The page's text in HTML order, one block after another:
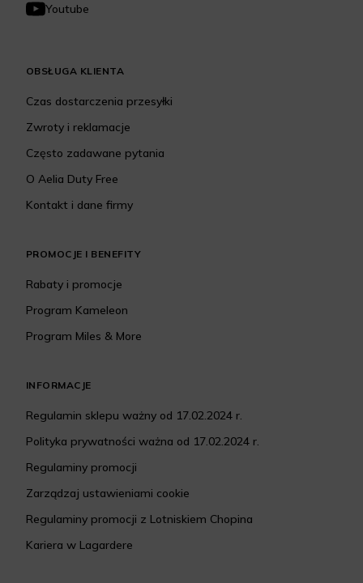
Youtube
OBSŁUGA KLIENTA
Czas dostarczenia przesyłki
Zwroty i reklamacje
Często zadawane pytania
O Aelia Duty Free
Kontakt i dane firmy
PROMOCJE I BENEFITY
Rabaty i promocje
Program Kameleon
Program Miles & More
INFORMACJE
Regulamin sklepu ważny od 17.02.2024 r.
Polityka prywatności ważna od 17.02.2024 r.
Regulaminy promocji
Zarządzaj ustawieniami cookie
Regulaminy promocji z Lotniskiem Chopina
Kariera w Lagardere